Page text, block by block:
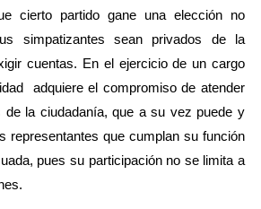
cierto partido gane una elección no
simpatizantes sean privados de la
cuentas. En el ejercicio de un cargo
adquiere el compromiso de atender
de la ciudadanía, que a su vez puede y
representantes que cumplan su función
pues su participación no se limita a